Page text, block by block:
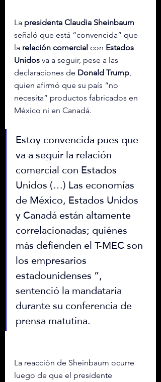
La presidenta Claudia Sheinbaum
señaló que está “convencida” que
la relación comercial con Estados
Unidos va a seguir, pese a las
declaraciones de Donald Trump
quien afirmó que su país “no
necesita” productos fabricados en
México ni en Canadá.
Estoy convencida pues que
va a seguir la relación
comercial con Estados
Unidos (…) Las economías
de México, Estados Unidos
y Canadá están altamente
correlacionadas; quiénes
más defienden el T-MEC son
los empresarios
estadounidenses ”,
sentenció la mandataria
durante su conferencia de
prensa matutina.
La reacción de Sheinbaum ocurre
luego de que el presidente